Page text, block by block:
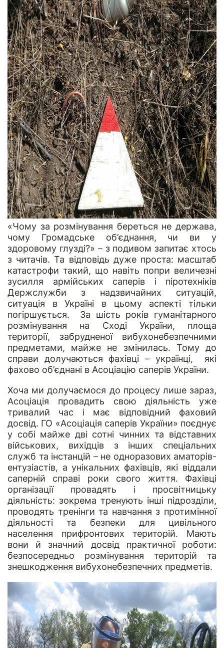
«Чому за розмінування береться не держава,
чому Громадське об’єднання, чи ви у
здоровому глузді?» – з подивом запитає хтось
з читачів. Та відповідь дуже проста: масштаб
катастрофи такий, що навіть попри величезні
зусилля армійських саперів і піротехніків
Держслужби з надзвичайних ситуацій,
ситуація в Україні в цьому аспекті тільки
погіршується. За шість років гуманітарного
розмінування на Сході України, площа
території, забрудненої вибухонебезпечними
предметами, майже не змінилась. Тому до
справи долучаються фахівці – українці, які
фахово об’єднані в Асоціацію саперів України.
Хоча ми долучаємося до процесу лише зараз,
Асоціація провадить свою діяльність уже
тривалий час і має відповідний фаховий
досвід. ГО «Асоціація саперів України» поєднує
у собі майже дві сотні чинних та відставних
військових, вихідців з інших спеціальних
служб та інстанцій – не одноразових аматорів-
ентузіастів, а унікальних фахівців, які віддали
саперній справі роки свого життя. Фахівці
організації провадять і просвітницьку
діяльність: зокрема тренують інші підрозділи,
проводять тренінги та навчання з протимінної
діяльності та безпеки для цивільного
населення прифронтових територій. Мають
вони й значний досвід практичної роботи:
безпосередньо розмінування територій та
знешкодження вибухонебезпечних предметів.